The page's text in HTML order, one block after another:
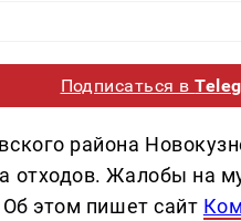
Подписаться в
района
отходов. Жалобы на
этом пишет сайт